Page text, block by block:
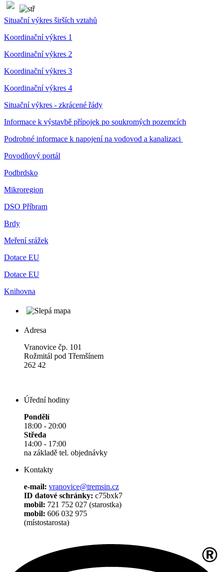
Situační výkres širších vztahů
Koordinační výkres 1
Koordinační výkres 2
Koordinační výkres 3
Koordinační výkres 4
Situační výkres - zkrácené řády
Informace k výstavbě přípojek po soukromých pozemcích
Podrobné informace k napojení na vodovod a kanalizaci
Povodňový portál
Podbrdsko
Mikroregion
DSO Příbram
Brdy
Meření srážek
Dotace EU
Dotace EU
Knihovna
Adresa
Vranovice čp. 101
Rožmitál pod Třemšínem
262 42
Úřední hodiny
Pondělí
18:00 - 20:00
Středa
14:00 - 17:00
na základě tel. objednávky
Kontakty
e-mail: vranovice@tremsin.cz
ID datové schránky: c75bxk7
mobil: 721 752 027 (starostka)
mobil: 606 032 975
(místostarosta)